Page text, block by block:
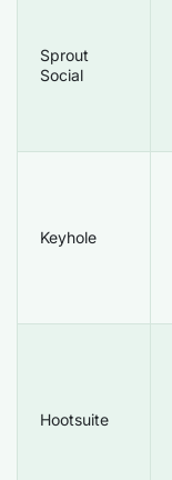
Sprout
Social
Keyhole
Hootsuite